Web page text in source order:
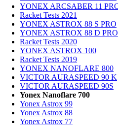
YONEX ARCSABER 11
Racket Tests 2021
YONEX ASTROX 88 S PRO
YONEX ASTROX 88 D PRO
Racket Tests 2020
YONEX ASTROX 100
Racket Tests 2019
YONEX NANOFLARE 800
VICTOR AURASPEED 90 K
VICTOR AURASPEED 90S
Yonex Nanoflare 700
Yonex Astrox 99
Yonex Astrox 88
Yonex Astrox 77